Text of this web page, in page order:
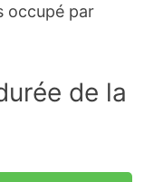
occupé par
de la